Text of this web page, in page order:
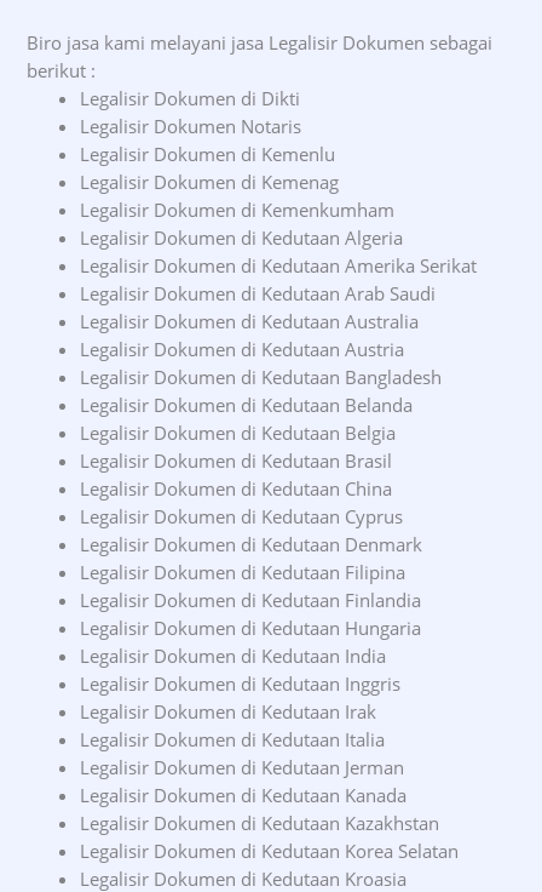
Biro jasa kami melayani jasa Legalisir Dokumen sebagai
berikut :
Legalisir Dokumen di Dikti
Legalisir Dokumen Notaris
Legalisir Dokumen di Kemenlu
Legalisir Dokumen di Kemenag
Legalisir Dokumen di Kemenkumham
Legalisir Dokumen di Kedutaan Algeria
Legalisir Dokumen di Kedutaan Amerika Serikat
Legalisir Dokumen di Kedutaan Arab Saudi
Legalisir Dokumen di Kedutaan Australia
Legalisir Dokumen di Kedutaan Austria
Legalisir Dokumen di Kedutaan Bangladesh
Legalisir Dokumen di Kedutaan Belanda
Legalisir Dokumen di Kedutaan Belgia
Legalisir Dokumen di Kedutaan Brasil
Legalisir Dokumen di Kedutaan China
Legalisir Dokumen di Kedutaan Cyprus
Legalisir Dokumen di Kedutaan Denmark
Legalisir Dokumen di Kedutaan Filipina
Legalisir Dokumen di Kedutaan Finlandia
Legalisir Dokumen di Kedutaan Hungaria
Legalisir Dokumen di Kedutaan India
Legalisir Dokumen di Kedutaan Inggris
Legalisir Dokumen di Kedutaan Irak
Legalisir Dokumen di Kedutaan Italia
Legalisir Dokumen di Kedutaan Jerman
Legalisir Dokumen di Kedutaan Kanada
Legalisir Dokumen di Kedutaan Kazakhstan
Legalisir Dokumen di Kedutaan Korea Selatan
Legalisir Dokumen di Kedutaan Kroasia